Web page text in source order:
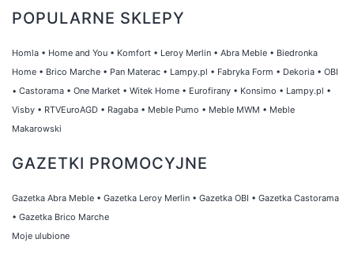
POPULARNE SKLEPY
Homla • Home and You • Komfort • Leroy Merlin • Abra Meble • Biedronka
Home • Brico Marche • Pan Materac • Lampy.pl • Fabryka Form • Dekoria • OBI
• Castorama • One Market • Witek Home • Eurofirany • Konsimo • Lampy.pl •
Visby • RTVEuroAGD • Ragaba • Meble Pumo • Meble MWM • Meble
Makarowski
GAZETKI PROMOCYJNE
Gazetka Abra Meble • Gazetka Leroy Merlin • Gazetka OBI • Gazetka Castorama
• Gazetka Brico Marche
Moje ulubione